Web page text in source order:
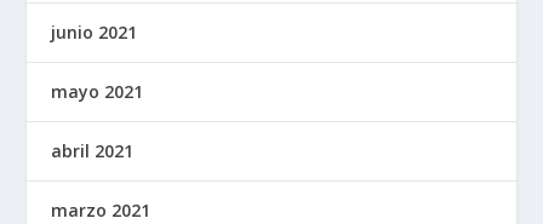
junio 2021
mayo 2021
abril 2021
marzo 2021